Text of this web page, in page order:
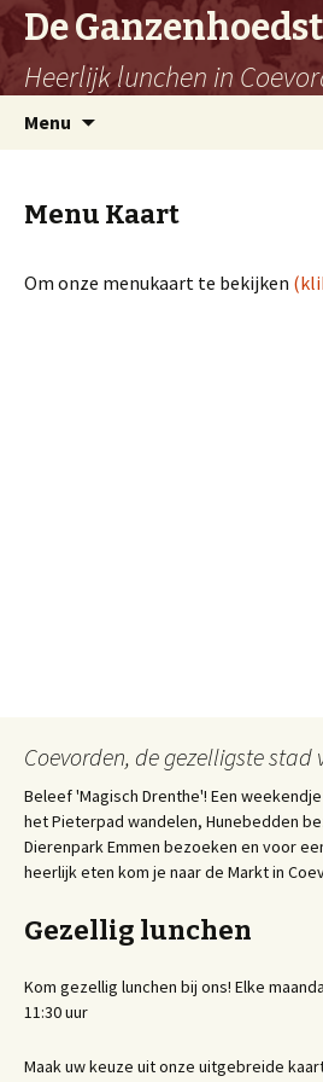
De
Heerlijk lunchen in
Menu
Menu Kaart
Om onze menukaart te bekijken
Coevorden, de gezelligste stad
Beleef 'Magisch Drenthe'! Een
het Pieterpad wandelen, Hunebedden
Dierenpark Emmen bezoeken en voor
heerlijk eten kom je naar de Markt in
Gezellig lunchen
Kom gezellig lunchen bij ons! Elke
11:30 uur
Maak uw keuze uit onze uitgebreide